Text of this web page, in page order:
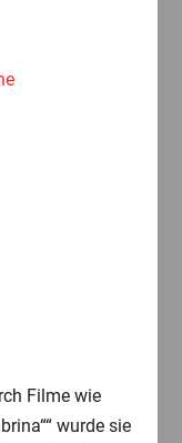
Filme wie
wurde sie